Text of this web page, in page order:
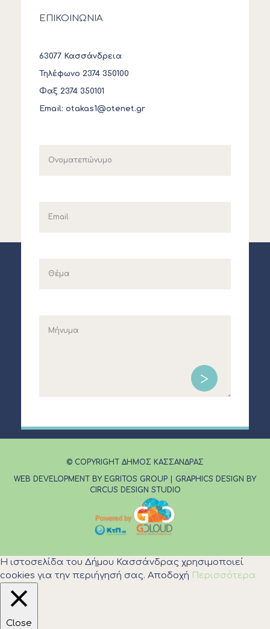
ΕΠΙΚΟΙΝΩΝΙΑ
63077 Κασσάνδρεια
Τηλέφωνο 2374 350100
Φαξ 2374 350101
Email: otakas1@otenet.gr
© COPYRIGHT ΔΗΜΟΣ ΚΑΣΣΑΝΔΡΑΣ
WEB DEVELOPMENT BY EGRITOS GROUP
GRAPHICS DESIGN BY
CIRCUS DESIGN STUDIO
Η ιστοσελίδα του Δήμου Κασσάνδρας χρησιμοποιεί
cookies για την περιήγησή σας. Αποδοχή Περισσότερα
Close